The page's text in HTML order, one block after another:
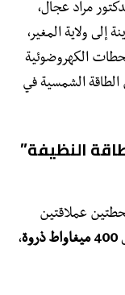
مراد عجال،
عمل ومعاينة إلى ولاية المغير،
الكهروضوئية
الطاقة الشمسية في
النظيفة”
عملاقتين
400 ميغاواط ذروة
،